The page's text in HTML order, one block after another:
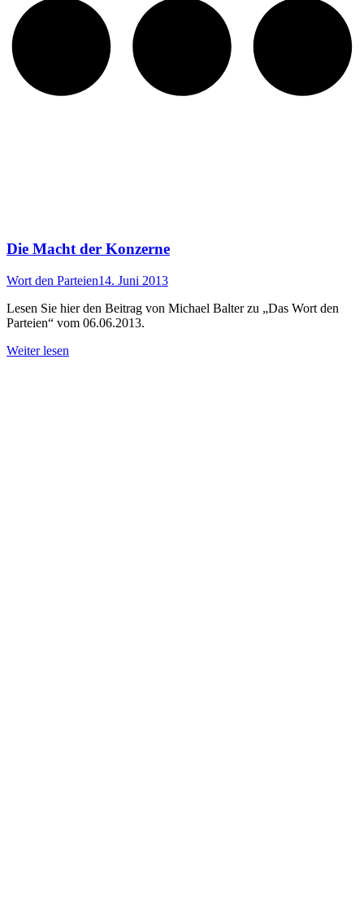
Die Macht der Konzerne
Wort den Parteien14. Juni 2013
Lesen Sie hier den Beitrag von Michael Balter zu „Das Wort den
Parteien“ vom 06.06.2013.
Weiter lesen